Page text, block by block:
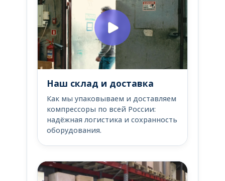
Наш склад и доставка
Как мы упаковываем и доставляем
компрессоры по всей России:
надёжная логистика и сохранность
оборудования.